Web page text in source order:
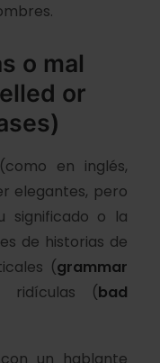
o mal
or
en inglés,
elegantes, pero
significado o la
de historias de
(grammar
ridículas (bad